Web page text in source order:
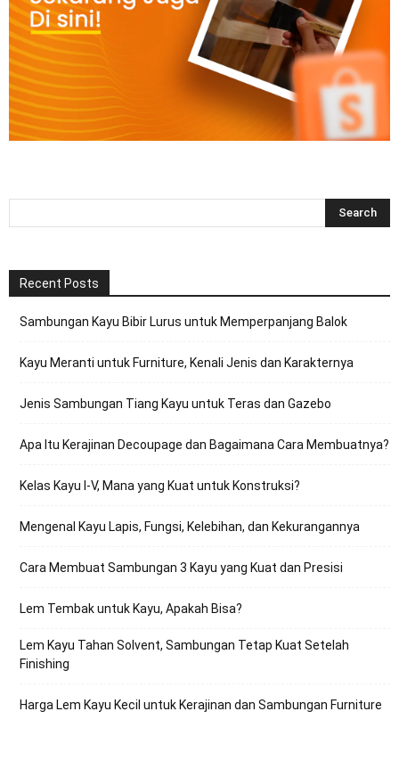
Recent Posts
Sambungan Kayu Bibir Lurus untuk Memperpanjang Balok
Kayu Meranti untuk Furniture, Kenali Jenis dan Karakternya
Jenis Sambungan Tiang Kayu untuk Teras dan Gazebo
Apa Itu Kerajinan Decoupage dan Bagaimana Cara Membuatnya?
Kelas Kayu I-V, Mana yang Kuat untuk Konstruksi?
Mengenal Kayu Lapis, Fungsi, Kelebihan, dan Kekurangannya
Cara Membuat Sambungan 3 Kayu yang Kuat dan Presisi
Lem Tembak untuk Kayu, Apakah Bisa?
Lem Kayu Tahan Solvent, Sambungan Tetap Kuat Setelah
Finishing
Harga Lem Kayu Kecil untuk Kerajinan dan Sambungan Furniture